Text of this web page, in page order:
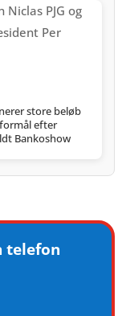
store beløb
efter
Bankoshow
telefon